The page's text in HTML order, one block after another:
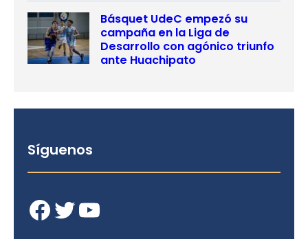
Básquet UdeC empezó su
campaña en la Liga de
Desarrollo con agónico triunfo
ante Huachipato
Síguenos
Facebook Twitter YouTube